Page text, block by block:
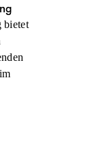
bietet